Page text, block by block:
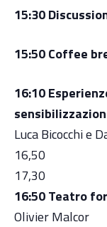
15:30
15:50 Coffee
16:10
Luca Bicocchi e
16,50
17,30
16:50 Teatro
Olivier Malcor